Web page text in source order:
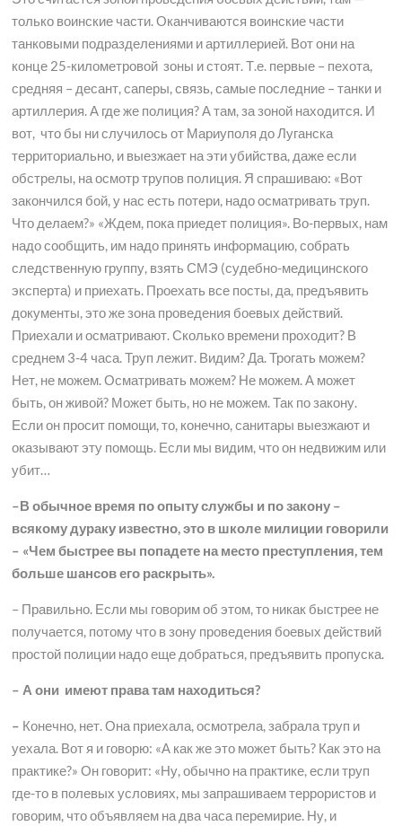
только воинские части. Оканчиваются воинские части
танковыми подразделениями и артиллерией. Вот они на
конце 25-километровой зоны и стоят. Т.е. первые – пехота,
средняя – десант, саперы, связь, самые последние – танки и
артиллерия. А где же полиция? А там, за зоной находится. И
вот, что бы ни случилось от Мариуполя до Луганска
территориально, и выезжает на эти убийства, даже если
обстрелы, на осмотр трупов полиция. Я спрашиваю: «Вот
закончился бой, у нас есть потери, надо осматривать труп.
Что делаем?» «Ждем, пока приедет полиция». Во-первых, нам
надо сообщить, им надо принять информацию, собрать
следственную группу, взять СМЭ (судебно-медицинского
эксперта) и приехать. Проехать все посты, да, предъявить
документы, это же зона проведения боевых действий.
Приехали и осматривают. Сколько времени проходит? В
среднем 3-4 часа. Труп лежит. Видим? Да. Трогать можем?
Нет, не можем. Осматривать можем? Не можем. А может
быть, он живой? Может быть, но не можем. Так по закону.
Если он просит помощи, то, конечно, санитары выезжают и
оказывают эту помощь. Если мы видим, что он недвижим или
убит…
–В обычное время по опыту службы и по закону –
всякому дураку известно, это в школе милиции говорили
– «Чем быстрее вы попадете на место преступления, тем
больше шансов его раскрыть».
– Правильно. Если мы говорим об этом, то никак быстрее не
получается, потому что в зону проведения боевых действий
простой полиции надо еще добраться, предъявить пропуска.
– А они имеют права там находиться?
– Конечно, нет. Она приехала, осмотрела, забрала труп и
уехала. Вот я и говорю: «А как же это может быть? Как это на
практике?» Он говорит: «Ну, обычно на практике, если труп
где-то в полевых условиях, мы запрашиваем террористов и
говорим, что объявляем на два часа перемирие. Ну, и